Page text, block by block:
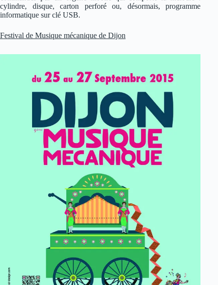
cylindre, disque, carton perforé ou, désormais, programme
informatique sur clé USB.
Festival de Musique mécanique de Dijon